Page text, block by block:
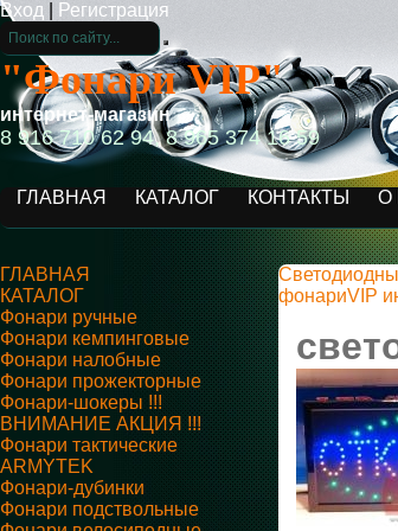
Вход Регистрация
"Фонари VIP"
интернет-магазин
8 916 710 62 94, 8 965 374 16 59
ГЛАВНАЯ КАТАЛОГ КОНТАКТЫ О
ГЛАВНАЯ
КАТАЛОГ
Фонари ручные
Фонари кемпинговые
Фонари налобные
Фонари прожекторные
Фонари-шокеры !!!
ВНИМАНИЕ АКЦИЯ !!!
Фонари тактические
ARMYTEK
Фонари-дубинки
Фонари подствольные
фонариVIP